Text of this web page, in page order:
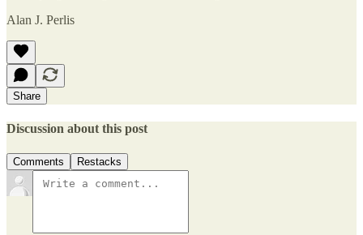
Alan J. Perlis
Share
Discussion about this post
Comments Restacks